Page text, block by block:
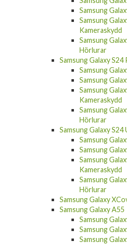
Samsung
Samsung
Kameraskydd
Samsung
Hörlurar
Samsung Galaxy S24
Samsung
Samsung
Samsung
Kameraskydd
Samsung
Hörlurar
Samsung Galaxy S24
Samsung
Samsung
Samsung
Kameraskydd
Samsung
Hörlurar
Samsung Galaxy
Samsung Galaxy A55
Samsung
Samsung
Samsung